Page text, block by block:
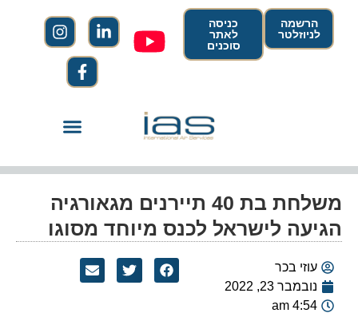
הרשמה
לניוזלטר
כניסה
לאתר
סוכנים
משלחת בת 40 תיירנים מגאורגיה
הגיעה לישראל לכנס מיוחד מסוגו
עוזי בכר
נובמבר 23, 2022
4:54 am